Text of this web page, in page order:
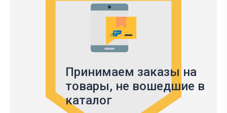
Принимаем заказы на
товары, не вошедшие в
каталог